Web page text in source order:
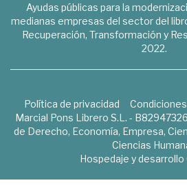
Ayudas públicas para la
medianas empresas del sector del
Recuperación, Transformación y
2022.
Política de privacidad
Marcial Pons Librero S.L. -
de Derecho, Economía, Empresa,
Ciencias
Hospedaje y desarrollo